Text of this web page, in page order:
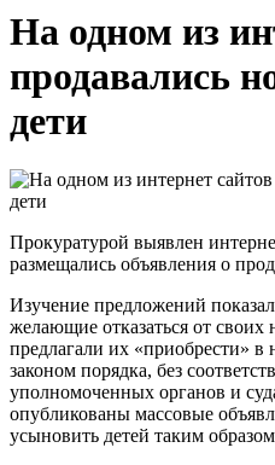
На одном из
продавались
дети
Прокуратурой выявлен
размещались объявления о
Изучение предложений
желающие отказаться от
предлагали их «приобрести» в
законом порядка, без
уполномоченных органов и
опубликованы массовые
усыновить детей таким